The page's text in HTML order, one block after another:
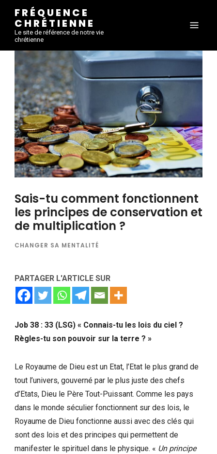
FRÉQUENCE
CHRÉTIENNE
Le site de référence de notre vie
chrétienne
Sais-tu comment fonctionnent
les principes de conservation et
de multiplication ?
CHANGER SA MENTALITÉ
PARTAGER L'ARTICLE SUR
Job 38 : 33 (LSG) « Connais-tu les lois du ciel ?
Règles-tu son pouvoir sur la terre ? »
Le Royaume de Dieu est un Etat, l’Etat le plus grand de
tout l’univers, gouverné par le plus juste des chefs
d’Etats, Dieu le Père Tout-Puissant. Comme les pays
dans le monde séculier fonctionnent sur des lois, le
Royaume de Dieu fonctionne aussi avec des clés qui
sont des lois et des principes qui permettent de
manifester le spirituel dans le physique. « Un principe